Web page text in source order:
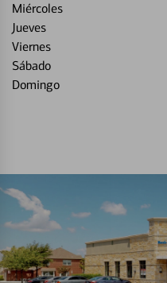
Miércoles
Jueves
Viernes
Sábado
Domingo